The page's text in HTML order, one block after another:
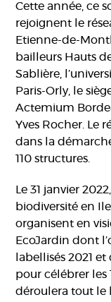
Cette année, ce
rejoignent le
Etienne-de-
bailleurs Hauts
Sablière,
Paris-Orly, le
Actemium
Yves Rocher. Le
dans la
110 structures.
Le 31 janvier
biodiversité en
organisent en
EcoJardin dont
labellisés 2021
pour célébrer les
déroulera tout le